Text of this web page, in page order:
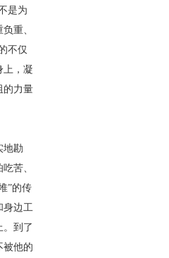
是为
重、
不仅
上，凝
的力量
地勘
苦、
”的传
身边工
。到了
被他的